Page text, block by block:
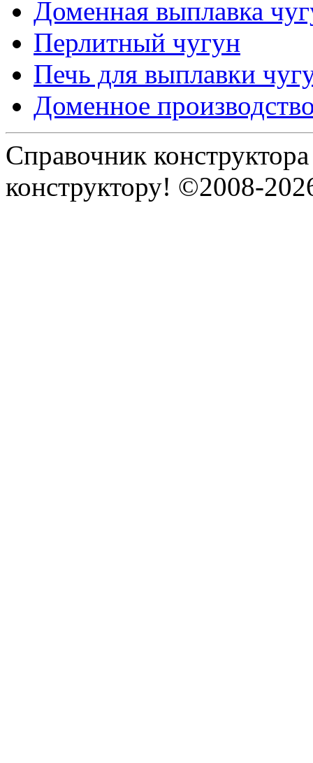
Доменная выплавка
Перлитный чугун
Печь для выплавки
Доменное
Справочник
конструктору! ©2008-